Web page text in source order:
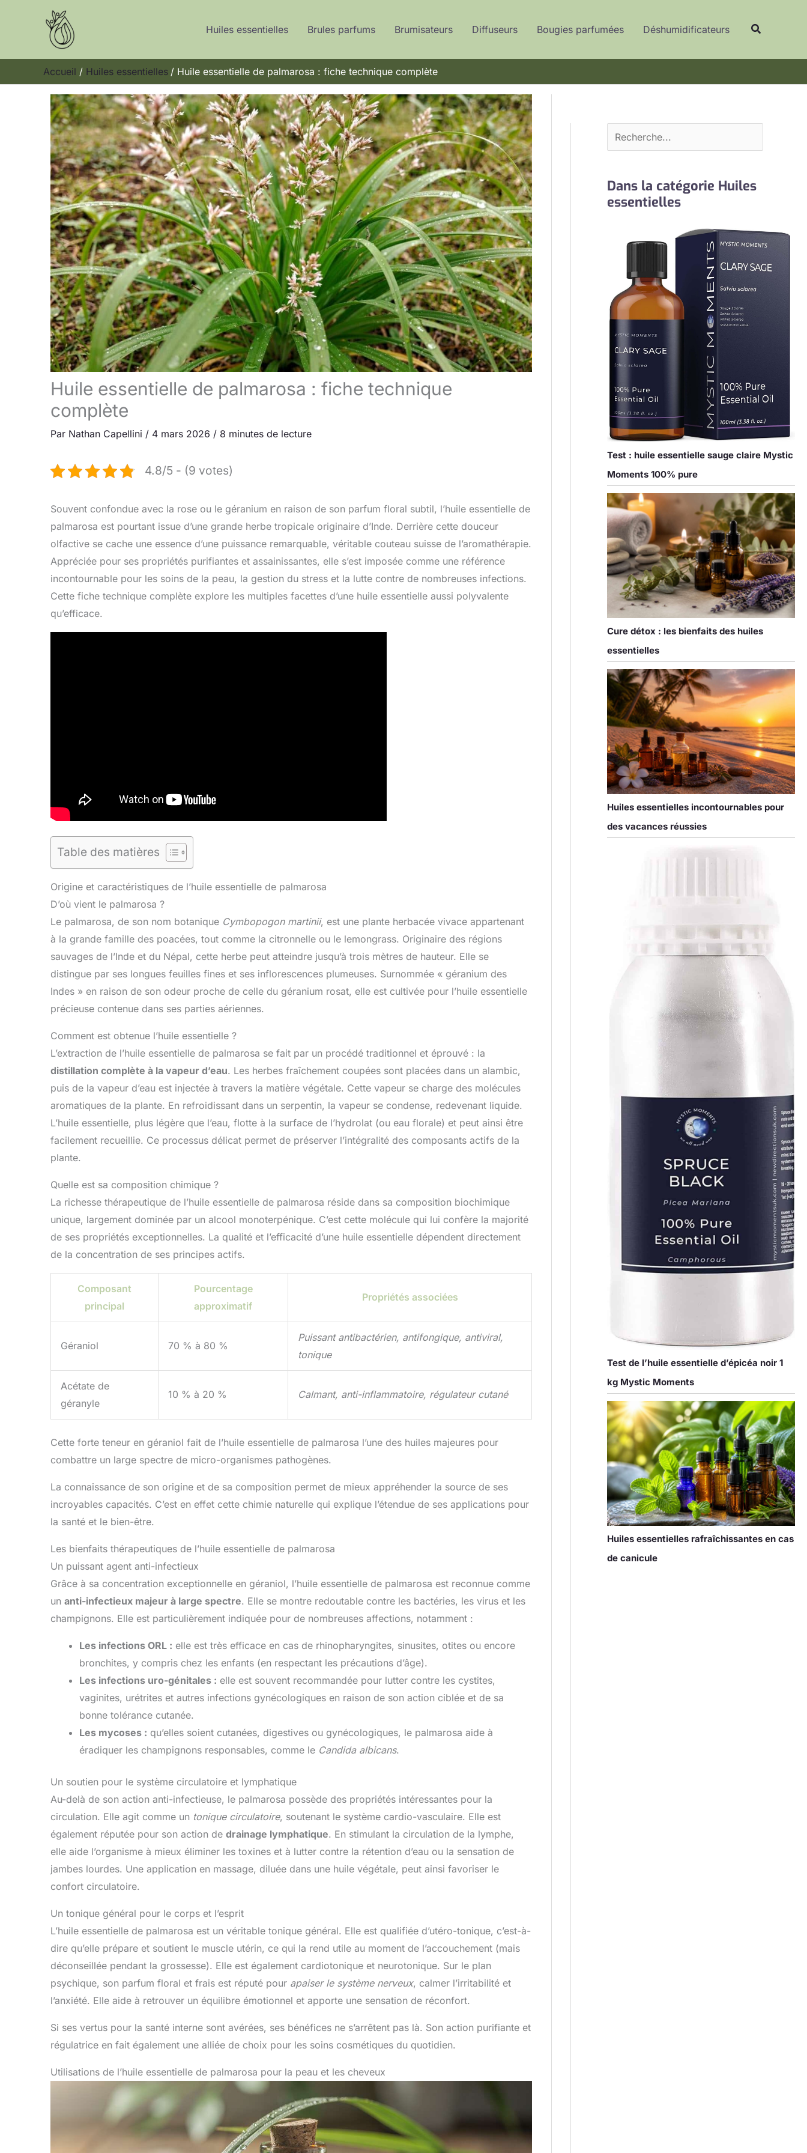
Huiles essentielles Brules parfums Brumisateurs Diffuseurs Bougies parfumées Déshumidificateurs
Accueil Huiles essentielles Huile essentielle de palmarosa : fiche technique complète
Huile essentielle de palmarosa : fiche technique
complète
Par Nathan Capellini / 4 mars 2026 / 8 minutes de lecture
4.8/5 - (9 votes)
Souvent confondue avec la rose ou le géranium en raison de son parfum floral subtil, l’huile essentielle de
palmarosa est pourtant issue d’une grande herbe tropicale originaire d’Inde. Derrière cette douceur
olfactive se cache une essence d’une puissance remarquable, véritable couteau suisse de l’aromathérapie.
Appréciée pour ses propriétés purifiantes et assainissantes, elle s’est imposée comme une référence
incontournable pour les soins de la peau, la gestion du stress et la lutte contre de nombreuses infections.
Cette fiche technique complète explore les multiples facettes d’une huile essentielle aussi polyvalente
qu’efficace.
Table des matières
Origine et caractéristiques de l’huile essentielle de palmarosa
D’où vient le palmarosa ?
Le palmarosa, de son nom botanique Cymbopogon martinii, est une plante herbacée vivace appartenant
à la grande famille des poacées, tout comme la citronnelle ou le lemongrass. Originaire des régions
sauvages de l’Inde et du Népal, cette herbe peut atteindre jusqu’à trois mètres de hauteur. Elle se
distingue par ses longues feuilles fines et ses inflorescences plumeuses. Surnommée « géranium des
Indes » en raison de son odeur proche de celle du géranium rosat, elle est cultivée pour l’huile essentielle
précieuse contenue dans ses parties aériennes.
Comment est obtenue l’huile essentielle ?
L’extraction de l’huile essentielle de palmarosa se fait par un procédé traditionnel et éprouvé : la
distillation complète à la vapeur d’eau. Les herbes fraîchement coupées sont placées dans un alambic,
puis de la vapeur d’eau est injectée à travers la matière végétale. Cette vapeur se charge des molécules
aromatiques de la plante. En refroidissant dans un serpentin, la vapeur se condense, redevenant liquide.
L’huile essentielle, plus légère que l’eau, flotte à la surface de l’hydrolat (ou eau florale) et peut ainsi être
facilement recueillie. Ce processus délicat permet de préserver l’intégralité des composants actifs de la
plante.
Quelle est sa composition chimique ?
La richesse thérapeutique de l’huile essentielle de palmarosa réside dans sa composition biochimique
unique, largement dominée par un alcool monoterpénique. C’est cette molécule qui lui confère la majorité
de ses propriétés exceptionnelles. La qualité et l’efficacité d’une huile essentielle dépendent directement
de la concentration de ses principes actifs.
Composant
principal
Pourcentage
approximatif
Propriétés associées
Géraniol 70 % à 80 %
Puissant antibactérien, antifongique, antiviral,
tonique
Acétate de
géranyle
10 % à 20 % Calmant, anti-inflammatoire, régulateur cutané
Cette forte teneur en géraniol fait de l’huile essentielle de palmarosa l’une des huiles majeures pour
combattre un large spectre de micro-organismes pathogènes.
La connaissance de son origine et de sa composition permet de mieux appréhender la source de ses
incroyables capacités. C’est en effet cette chimie naturelle qui explique l’étendue de ses applications pour
la santé et le bien-être.
Les bienfaits thérapeutiques de l’huile essentielle de palmarosa
Un puissant agent anti-infectieux
Grâce à sa concentration exceptionnelle en géraniol, l’huile essentielle de palmarosa est reconnue comme
un anti-infectieux majeur à large spectre. Elle se montre redoutable contre les bactéries, les virus et les
champignons. Elle est particulièrement indiquée pour de nombreuses affections, notamment :
Les infections ORL : elle est très efficace en cas de rhinopharyngites, sinusites, otites ou encore
bronchites, y compris chez les enfants (en respectant les précautions d’âge).
Les infections uro-génitales : elle est souvent recommandée pour lutter contre les cystites,
vaginites, urétrites et autres infections gynécologiques en raison de son action ciblée et de sa
bonne tolérance cutanée.
Les mycoses : qu’elles soient cutanées, digestives ou gynécologiques, le palmarosa aide à
éradiquer les champignons responsables, comme le Candida albicans.
Un soutien pour le système circulatoire et lymphatique
Au-delà de son action anti-infectieuse, le palmarosa possède des propriétés intéressantes pour la
circulation. Elle agit comme un tonique circulatoire, soutenant le système cardio-vasculaire. Elle est
également réputée pour son action de drainage lymphatique. En stimulant la circulation de la lymphe,
elle aide l’organisme à mieux éliminer les toxines et à lutter contre la rétention d’eau ou la sensation de
jambes lourdes. Une application en massage, diluée dans une huile végétale, peut ainsi favoriser le
confort circulatoire.
Un tonique général pour le corps et l’esprit
L’huile essentielle de palmarosa est un véritable tonique général. Elle est qualifiée d’utéro-tonique, c’est-à-
dire qu’elle prépare et soutient le muscle utérin, ce qui la rend utile au moment de l’accouchement (mais
déconseillée pendant la grossesse). Elle est également cardiotonique et neurotonique. Sur le plan
psychique, son parfum floral et frais est réputé pour apaiser le système nerveux, calmer l’irritabilité et
l’anxiété. Elle aide à retrouver un équilibre émotionnel et apporte une sensation de réconfort.
Si ses vertus pour la santé interne sont avérées, ses bénéfices ne s’arrêtent pas là. Son action purifiante et
régulatrice en fait également une alliée de choix pour les soins cosmétiques du quotidien.
Utilisations de l’huile essentielle de palmarosa pour la peau et les cheveux
e
e
c
r
Dans la catégorie Huiles
essentielles
Test : huile essentielle sauge claire Mystic
Moments 100% pure
Cure détox : les bienfaits des huiles
essentielles
Huiles essentielles incontournables pour
des vacances réussies
Test de l’huile essentielle d’épicéa noir 1
kg Mystic Moments
Huiles essentielles rafraîchissantes en cas
de canicule